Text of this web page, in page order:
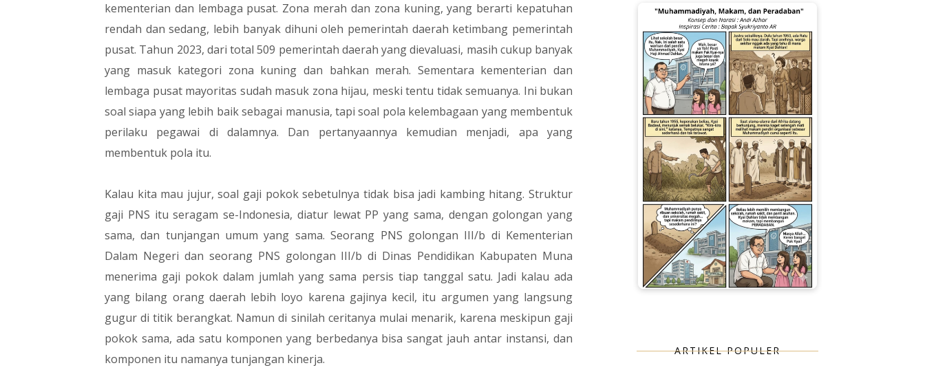
kementerian dan lembaga pusat. Zona merah dan zona kuning, yang berarti kepatuhan
rendah dan sedang, lebih banyak dihuni oleh pemerintah daerah ketimbang pemerintah
pusat. Tahun 2023, dari total 509 pemerintah daerah yang dievaluasi, masih cukup banyak
yang masuk kategori zona kuning dan bahkan merah. Sementara kementerian dan
lembaga pusat mayoritas sudah masuk zona hijau, meski tentu tidak semuanya. Ini bukan
soal siapa yang lebih baik sebagai manusia, tapi soal pola kelembagaan yang membentuk
perilaku pegawai di dalamnya. Dan pertanyaannya kemudian menjadi, apa yang
membentuk pola itu.
Kalau kita mau jujur, soal gaji pokok sebetulnya tidak bisa jadi kambing hitang. Struktur
gaji PNS itu seragam se-Indonesia, diatur lewat PP yang sama, dengan golongan yang
sama, dan tunjangan umum yang sama. Seorang PNS golongan III/b di Kementerian
Dalam Negeri dan seorang PNS golongan III/b di Dinas Pendidikan Kabupaten Muna
menerima gaji pokok dalam jumlah yang sama persis tiap tanggal satu. Jadi kalau ada
yang bilang orang daerah lebih loyo karena gajinya kecil, itu argumen yang langsung
gugur di titik berangkat. Namun di sinilah ceritanya mulai menarik, karena meskipun gaji
pokok sama, ada satu komponen yang berbedanya bisa sangat jauh antar instansi, dan
komponen itu namanya tunjangan kinerja.
ARTIKEL POPULER